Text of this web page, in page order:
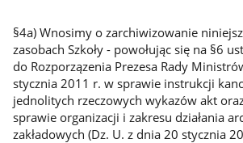
§4a) Wnosimy o zarchiwizowanie
zasobach Szkoły - powołując się na §6
do Rozporzązenia Prezesa Rady
stycznia 2011 r. w sprawie instrukcji
jednolitych rzeczowych wykazów akt
sprawie organizacji i zakresu działania
zakładowych (Dz. U. z dnia 20 stycznia